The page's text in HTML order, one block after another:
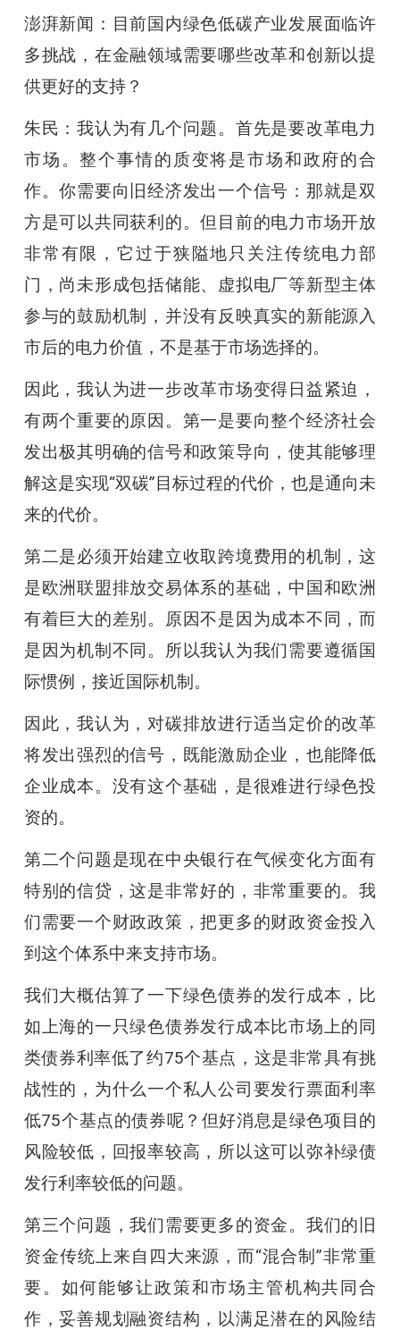
澎湃新闻：目前国内绿色低碳产业发展面临许
多挑战，在金融领域需要哪些改革和创新以提
供更好的支持？
朱民：我认为有几个问题。首先是要改革电力
市场。整个事情的质变将是市场和政府的合
作。你需要向旧经济发出一个信号：那就是双
方是可以共同获利的。但目前的电力市场开放
非常有限，它过于狭隘地只关注传统电力部
门，尚未形成包括储能、虚拟电厂等新型主体
参与的鼓励机制，并没有反映真实的新能源入
市后的电力价值，不是基于市场选择的。
因此，我认为进一步改革市场变得日益紧迫，
有两个重要的原因。第一是要向整个经济社会
发出极其明确的信号和政策导向，使其能够理
解这是实现“双碳”目标过程的代价，也是通向未
来的代价。
第二是必须开始建立收取跨境费用的机制，这
是欧洲联盟排放交易体系的基础，中国和欧洲
有着巨大的差别。原因不是因为成本不同，而
是因为机制不同。所以我认为我们需要遵循国
际惯例，接近国际机制。
因此，我认为，对碳排放进行适当定价的改革
将发出强烈的信号，既能激励企业，也能降低
企业成本。没有这个基础，是很难进行绿色投
资的。
第二个问题是现在中央银行在气候变化方面有
特别的信贷，这是非常好的，非常重要的。我
们需要一个财政政策，把更多的财政资金投入
到这个体系中来支持市场。
我们大概估算了一下绿色债券的发行成本，比
如上海的一只绿色债券发行成本比市场上的同
类债券利率低了约75个基点，这是非常具有挑
战性的，为什么一个私人公司要发行票面利率
低75个基点的债券呢？但好消息是绿色项目的
风险较低，回报率较高，所以这可以弥补绿债
发行利率较低的问题。
第三个问题，我们需要更多的资金。我们的旧
资金传统上来自四大来源，而“混合制”非常重
要。如何能够让政策和市场主管机构共同合
作，妥善规划融资结构，以满足潜在的风险结